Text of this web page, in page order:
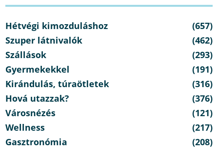
Hétvégi kimozduláshoz
(657)
Szuper látnivalók
(462)
Szállások
(293)
Gyermekekkel
(191)
Kirándulás, túraötletek
(316)
Hová utazzak?
(376)
Városnézés
(121)
Wellness
(217)
Gasztronómia
(208)